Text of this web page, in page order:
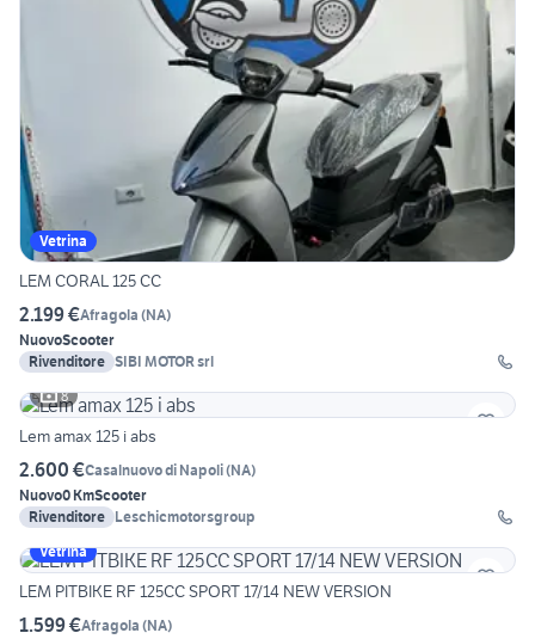
Vetrina
LEM CORAL 125 CC
2.199 €Afragola (NA)
NuovoScooter
Rivenditore SIBI MOTOR srl
8
Lem amax 125 i abs
2.600 €Casalnuovo di Napoli(NA)
Nuovo0 KmScooter
Rivenditore Leschicmotorsgroup
Vetrina
LEM PITBIKE RF 125CC SPORT 17/14 NEW VERSION
1.599 €Afragola (NA)